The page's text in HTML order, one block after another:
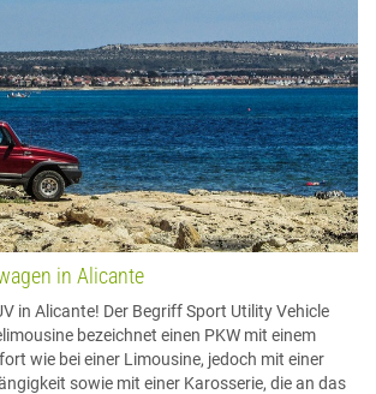
in Alicante
in Alicante! Der Begriff Sport Utility Vehicle
bezeichnet einen PKW mit einem
wie bei einer Limousine, jedoch mit einer
sowie mit einer Karosserie, die an das